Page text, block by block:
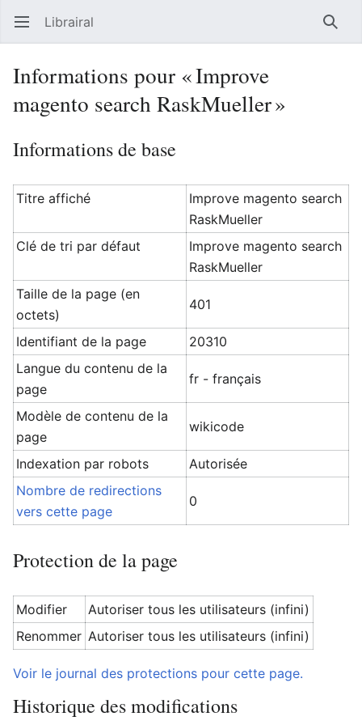
Ouvrir le menu principal Librairal
Informations pour « Improve
magento search RaskMueller »
Informations de base
Titre affiché
Improve magento search
RaskMueller
Clé de tri par défaut
Improve magento search
RaskMueller
Taille de la page (en
octets)
401
Identifiant de la page
20310
Langue du contenu de la
page
fr - français
Modèle de contenu de la
page
wikicode
Indexation par robots
Autorisée
Nombre de redirections
vers cette page
0
Protection de la page
Modifier
Autoriser tous les utilisateurs (infini)
Renommer Autoriser tous les utilisateurs (infini)
Voir le journal des protections pour cette page.
Historique des modifications